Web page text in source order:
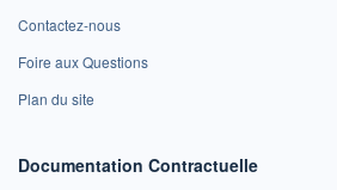
Contactez-nous
Foire aux Questions
Plan du site
Documentation Contractuelle